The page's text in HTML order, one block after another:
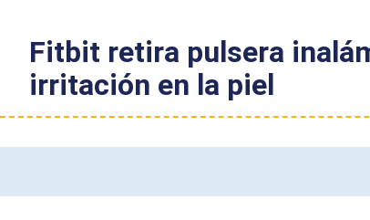
Fitbit retira pulsera
irritación en la piel